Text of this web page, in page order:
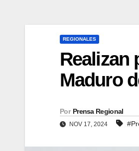
REGIONALES
Realizan
Maduro
Por Prensa Regional
NOV 17, 2024